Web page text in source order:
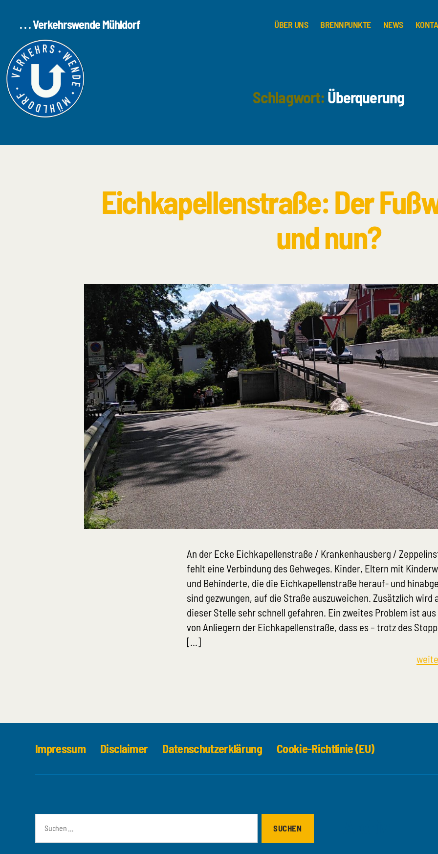
. . . Verkehrswende Mühldorf ÜBER UNS BRENNPUNKTE NEWS
Schlagwort: Überquerung
Eichkapellenstraße: Der
und nun?
An der Ecke Eichkapellenstraße / Krankenhausberg /
fehlt eine Verbindung des Gehweges. Kinder, Eltern mit
und Behinderte, die die Eichkapellenstraße herauf- und
sind gezwungen, auf die Straße auszuweichen. Zusätzlich wird
dieser Stelle sehr schnell gefahren. Ein zweites Problem ist
von Anliegern der Eichkapellenstraße, dass es – trotz des
[…]
Impressum Disclaimer Datenschutzerklärung Cookie-Richtlinie (EU)
nach: